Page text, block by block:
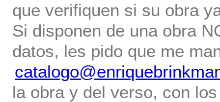
que verifiquen si su obra
Si disponen de una obra
datos, les pido que me
la obra y del verso, con